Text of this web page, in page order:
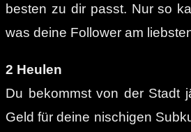
besten zu dir passt. Nur so
was deine Follower am
2 Heulen
Du bekommst von der Stadt
Geld für deine nischigen